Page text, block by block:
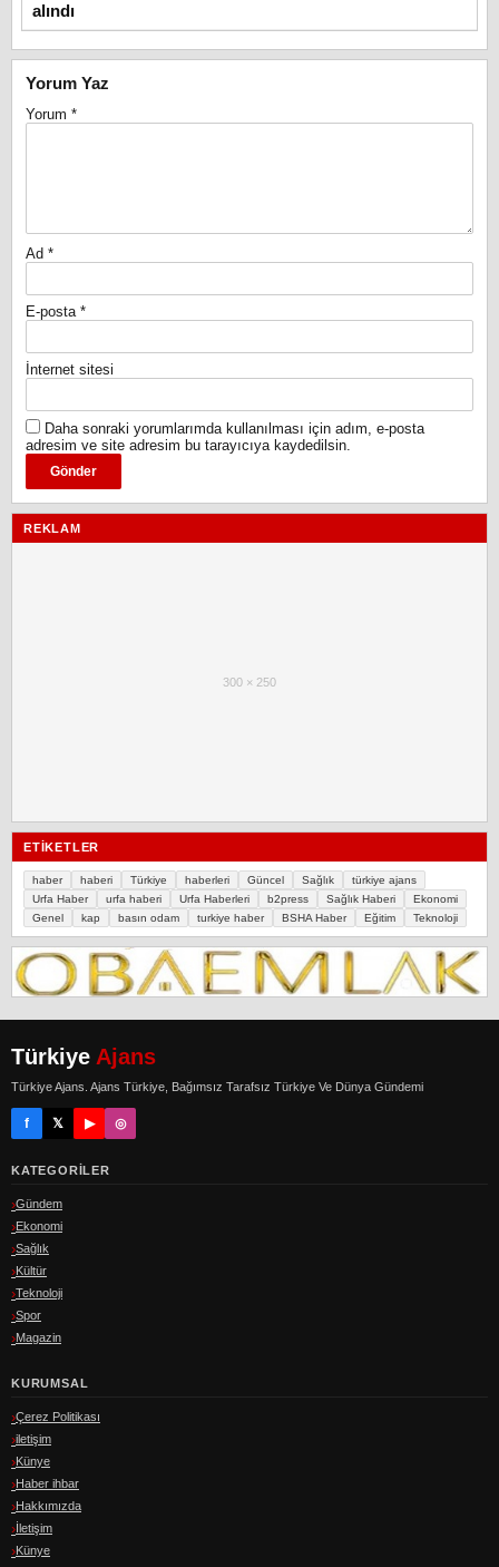
alındı
Yorum Yaz
Yorum *
Ad *
E-posta *
İnternet sitesi
Daha sonraki yorumlarımda kullanılması için adım, e-posta
adresim ve site adresim bu tarayıcıya kaydedilsin.
REKLAM
300 × 250
ETIKETLER
haber haberi Türkiye haberleri Güncel Sağlık
türkiye ajans
Urfa Haber
urfa haberi Urfa Haberleri b2press Sağlık Haberi
Ekonomi
Genel
kap basın odam turkiye haber BSHA Haber Eğitim Teknoloji
Türkiye Ajans
Türkiye Ajans. Ajans Türkiye, Bağımsız Tarafsız Türkiye Ve Dünya Gündemi
f 𝕏 ▶ ◎
KATEGORILER
Gündem
Ekonomi
Sağlık
Kültür
Teknoloji
Spor
Magazin
KURUMSAL
Çerez Politikası
iletişim
Künye
Haber ihbar
Hakkımızda
İletişim
Künye